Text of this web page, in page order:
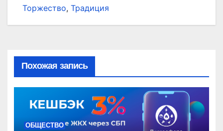
Торжество, Традиция
Похожая запись
ОБЩЕСТВО